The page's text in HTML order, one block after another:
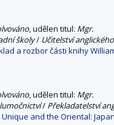
, udělen titul: Mgr.
školy/ Učitelství
a rozbor části knihy
, udělen titul: Mgr.
/ Překladatelství
Unique and the Oriental: